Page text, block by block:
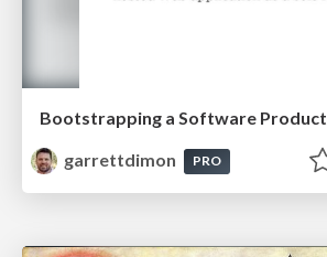
Bootstrapping a Software Product
garrettdimon
PRO